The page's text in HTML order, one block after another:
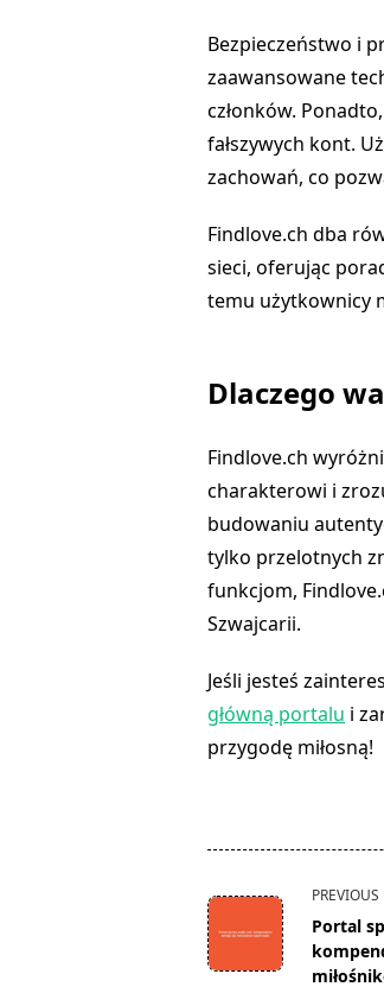
Bezpieczeństwo i
zaawansowane
członków.
fałszywych kont.
zachowań, co
Findlove.ch dba
sieci, oferując
temu użytkownicy
Dlaczego
Findlove.ch
charakterowi i
budowaniu
tylko przelotnych
funkcjom,
Szwajcarii.
Jeśli jesteś
główną portalu i
przygodę miłosną!
<span
class="nav-
subtitle
screen-
PREVIOUS
Portal